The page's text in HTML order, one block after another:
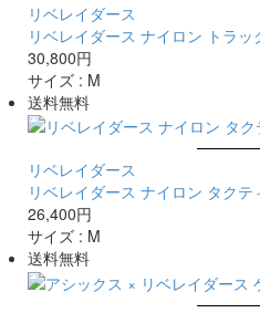
リベレイダース
リベレイダース ナイロン トラッ
30,800円
サイズ : M
送料無料
リベレイダース
リベレイダース ナイロン タクテ
26,400円
サイズ : M
送料無料